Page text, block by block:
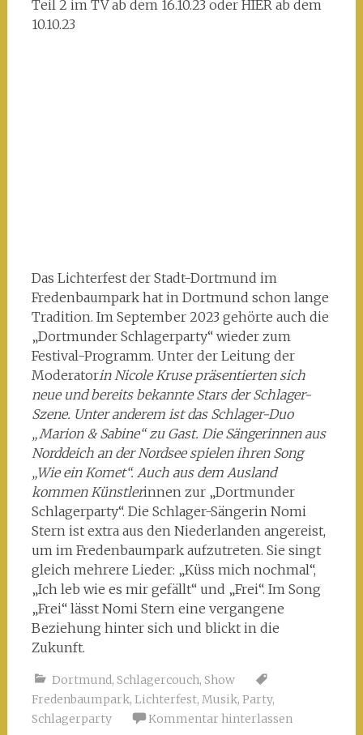
Teil 2 im TV ab dem 16.10.23 oder HIER ab dem
10.10.23
Das Lichterfest der Stadt-Dortmund im
Fredenbaumpark hat in Dortmund schon lange
Tradition. Im September 2023 gehörte auch die
„Dortmunder Schlagerparty“ wieder zum
Festival-Programm. Unter der Leitung der
Moderatorin Nicole Kruse präsentierten sich
neue und bereits bekannte Stars der Schlager-
Szene. Unter anderem ist das Schlager-Duo
„Marion & Sabine“ zu Gast. Die Sängerinnen aus
Norddeich an der Nordsee spielen ihren Song
„Wie ein Komet“. Auch aus dem Ausland
kommen Künstlerinnen zur „Dortmunder
Schlagerparty“. Die Schlager-Sängerin Nomi
Stern ist extra aus den Niederlanden angereist,
um im Fredenbaumpark aufzutreten. Sie singt
gleich mehrere Lieder: „Küss mich nochmal“,
„Ich leb wie es mir gefällt“ und „Frei“. Im Song
„Frei“ lässt Nomi Stern eine vergangene
Beziehung hinter sich und blickt in die
Zukunft.
Dortmund, Schlagercouch, Show
Fredenbaumpark, Lichterfest, Musik, Party,
Schlagerparty
Kommentar hinterlassen